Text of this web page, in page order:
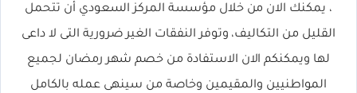
، يمكنك الان من خلال مؤسسة المركز السعودي أن تتحمل
القليل من التكاليف، وتوفر النفقات الغير ضرورية التى لا داعى
لها ويمكنكم الان الاستفادة من خصم شهر رمضان لجميع
المواطنيين والمقيمين وخاصة من سينهى عمله بالكامل